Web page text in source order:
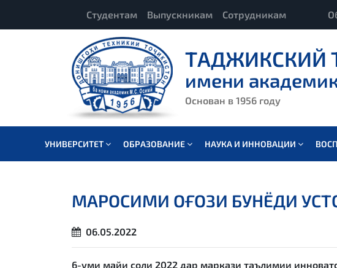
Студентам Выпускникам Сотрудникам
ТАДЖИКСКИЙ
имени
Основан в 1956 году
УНИВЕРСИТЕТ ОБРАЗОВАНИЕ НАУКА И ИННОВАЦИИ
МАРОСИМИ ОҒОЗИ БУНЁДИ
06.05.2022
6-уми майи соли 2022 дар маркази таълимии